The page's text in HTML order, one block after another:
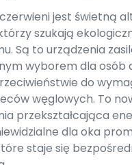
jest świetną
szukają
Są to urządzenia
wyborem dla osób
do
węglowych. To
przekształcająca
dla oka
staje się